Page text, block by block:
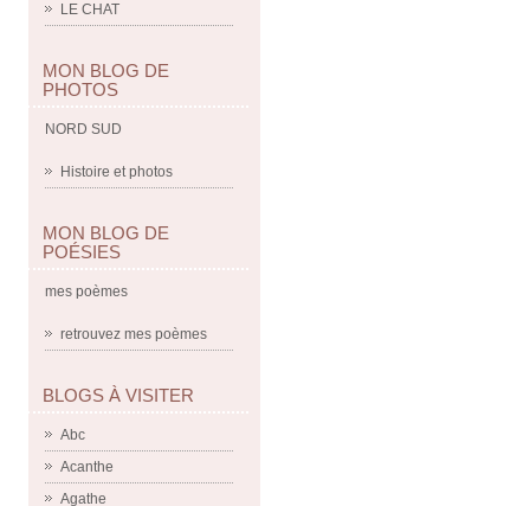
LE CHAT
MON BLOG DE
PHOTOS
NORD SUD
Histoire et photos
MON BLOG DE
POÉSIES
mes poèmes
retrouvez mes poèmes
BLOGS À VISITER
Abc
Acanthe
Agathe